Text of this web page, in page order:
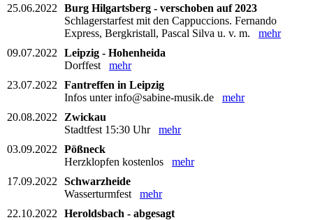
25.06.2022
Burg Hilgartsberg - verschoben auf 2023
Schlagerstarfest mit den Cappuccions. Fernando
Express, Bergkristall, Pascal Silva u. v. m. mehr
09.07.2022
Leipzig - Hohenheida
Dorffest mehr
23.07.2022
Fantreffen in Leipzig
Infos unter info@sabine-musik.de mehr
20.08.2022
Zwickau
Stadtfest 15:30 Uhr mehr
03.09.2022
Pößneck
Herzklopfen kostenlos mehr
17.09.2022
Schwarzheide
Wasserturmfest mehr
22.10.2022
Heroldsbach - abgesagt